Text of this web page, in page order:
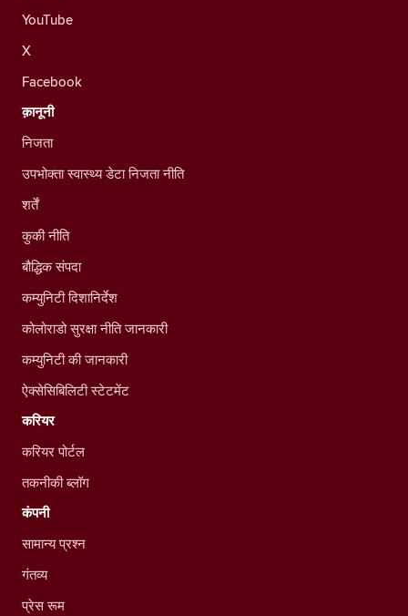
YouTube
X
Facebook
क़ानूनी
निजता
उपभोक्ता स्वास्थ्य डेटा निजता नीति
शर्तें
कुकी नीति
बौद्धिक संपदा
कम्युनिटी दिशानिर्देश
कोलोराडो सुरक्षा नीति जानकारी
कम्युनिटी की जानकारी
ऐक्सेसिबिलिटी स्टेटमेंट
करियर
करियर पोर्टल
तकनीकी ब्लॉग
कंपनी
सामान्य प्रश्न
गंतव्य
प्रेस रूम